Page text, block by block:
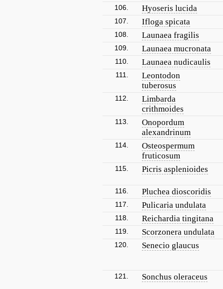
106. Hyoseris lucida
107. Ifloga spicata
108. Launaea fragilis
109. Launaea mucronata
110. Launaea nudicaulis
111.
Leontodon
tuberosus
112.
Limbarda
crithmoides
113.
Onopordum
alexandrinum
114.
Osteospermum
fruticosum
115. Picris asplenioides
116. Pluchea dioscoridis
117. Pulicaria undulata
118. Reichardia tingitana
119. Scorzonera undulata
120. Senecio glaucus
121. Sonchus oleraceus